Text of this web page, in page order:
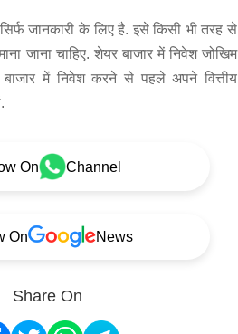
जानकारी के लिए है. इसे किसी भी तरह से
जाना चाहिए. शेयर बाजार में निवेश जोखिम
बाजार में निवेश करने से पहले अपने वित्तीय
On Channel
On News
Share On